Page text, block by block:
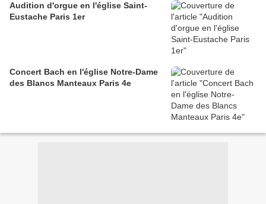
Audition d'orgue en l'église Saint-
Eustache Paris 1er
Concert Bach en l'église Notre-Dame
des Blancs Manteaux Paris 4e